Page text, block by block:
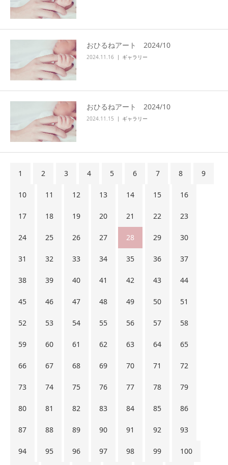
おひるねアート 2024/10
2024.11.16 ギャラリー
おひるねアート 2024/10
2024.11.15 ギャラリー
1 2 3 4 5 6 7 8 9
10 11 12 13 14 15 16
17 18 19 20 21 22 23
24 25 26 27 28 29 30
31 32 33 34 35 36 37
38 39 40 41 42 43 44
45 46 47 48 49 50 51
52 53 54 55 56 57 58
59 60 61 62 63 64 65
66 67 68 69 70 71 72
73 74 75 76 77 78 79
80 81 82 83 84 85 86
87 88 89 90 91 92 93
94 95 96 97 98 99 100